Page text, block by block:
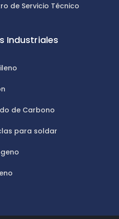
de Servicio Técnico
Industriales
de Carbono
para soldar